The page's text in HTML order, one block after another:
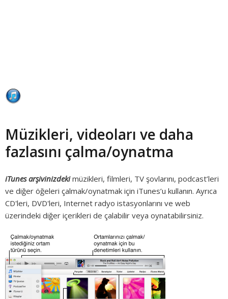
Müzikleri, videoları ve daha
fazlasını çalma/oynatma
iTunes arşivinizdekimüzikleri, filmleri, TV şovlarını, podcast’leri
ve diğer öğeleri çalmak/oynatmak için iTunes’u kullanın. Ayrıca
CD'leri, DVD'leri, Internet radyo istasyonlarını ve web
üzerindeki diğer içerikleri de çalabilir veya oynatabilirsiniz.